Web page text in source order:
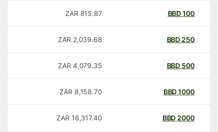
100
BBD
815.87
ZAR
250
BBD
2,039.68
ZAR
500
BBD
4,079.35
ZAR
1000
BBD
8,158.70
ZAR
2000
BBD
16,317.40
ZAR